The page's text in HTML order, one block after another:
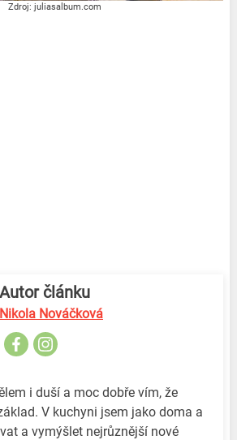
Zdroj: juliasalbum.com
Autor článku
Nikola Nováčková
i duší a moc dobře vím, že
V kuchyni jsem jako doma a
a vymýšlet nejrůznější nové